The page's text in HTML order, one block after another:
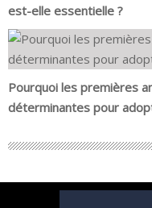
est-elle essentielle ?
Pourquoi les premières
déterminantes pour